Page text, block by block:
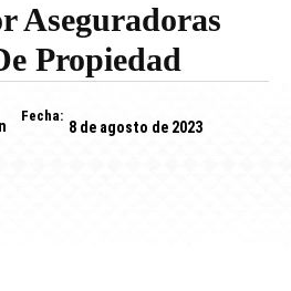
Aseguradoras
Propiedad
Fecha:
8 de agosto de 2023